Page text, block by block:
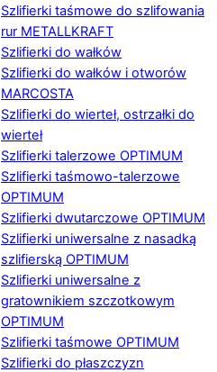
Szlifierki taśmowe do szlifowania
rur METALLKRAFT
Szlifierki do wałków
Szlifierki do wałków i otworów
MARCOSTA
Szlifierki do wierteł, ostrzałki do
wierteł
Szlifierki talerzowe OPTIMUM
Szlifierki taśmowo-talerzowe
OPTIMUM
Szlifierki dwutarczowe OPTIMUM
Szlifierki uniwersalne z nasadką
szlifierską OPTIMUM
Szlifierki uniwersalne z
gratownikiem szczotkowym
OPTIMUM
Szlifierki taśmowe OPTIMUM
Szlifierki do płaszczyzn